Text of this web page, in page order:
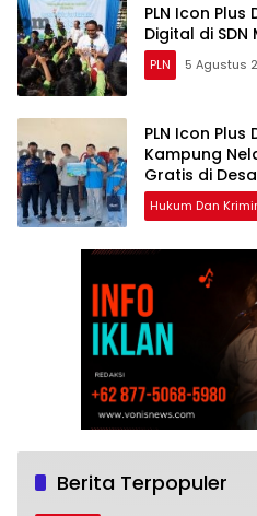
PLN Icon
Digital di SDN
PLN 5 Agustus
PLN Icon
Kampung
Gratis di
Hukum Dan
Berita Terpopuler